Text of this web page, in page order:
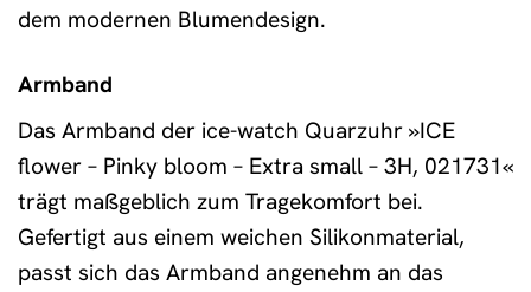
dem modernen Blumendesign.
Armband
Das Armband der ice-watch Quarzuhr »ICE
flower – Pinky bloom – Extra small – 3H, 021731«
trägt maßgeblich zum Tragekomfort bei.
Gefertigt aus einem weichen Silikonmaterial,
passt sich das Armband angenehm an das